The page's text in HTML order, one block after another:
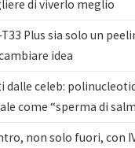
di viverlo meglio
T33 Plus sia solo un
idea
dalle celeb:
come “sperma di
non solo fuori, con